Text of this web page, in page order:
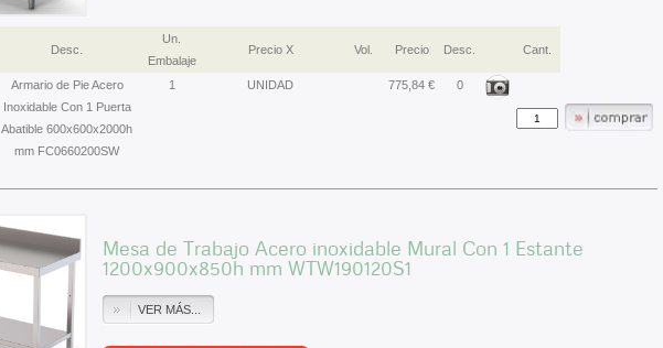
Desc.
Un.
Embalaje
Precio X Vol. Precio Desc. Cant.
Armario de Pie Acero
Inoxidable Con 1 Puerta
Abatible 600x600x2000h
mm FC0660200SW
1 UNIDAD 775,84 € 0
Mesa de Trabajo Acero inoxidable Mural Con 1 Estante
1200x900x850h mm WTW190120S1
VER MÁS...